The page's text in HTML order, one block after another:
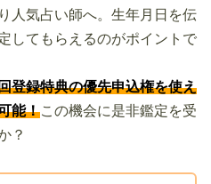
人気占い師へ。生年月日を伝
してもらえるのがポイントで
登録特典の優先申込権を使え
能！この機会に是非鑑定を受
？